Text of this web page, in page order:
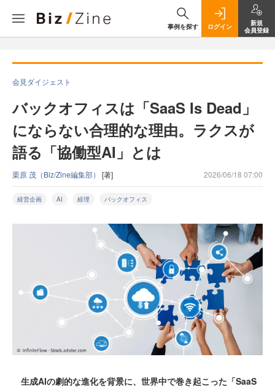
事例を探す ログイン
新規
会員登録
会見ダイジェスト
バックオフィスは「SaaS Is Dead」
にならない合理的な理由。ラクスが
語る「協働型AI」とは
栗原 茂（Biz/Zine編集部） [著] 2026/06/18 07:00
経営企画 AI 経理 バックオフィス
生成AIの劇的な進化を背景に、世界中で巻き起こった「SaaS